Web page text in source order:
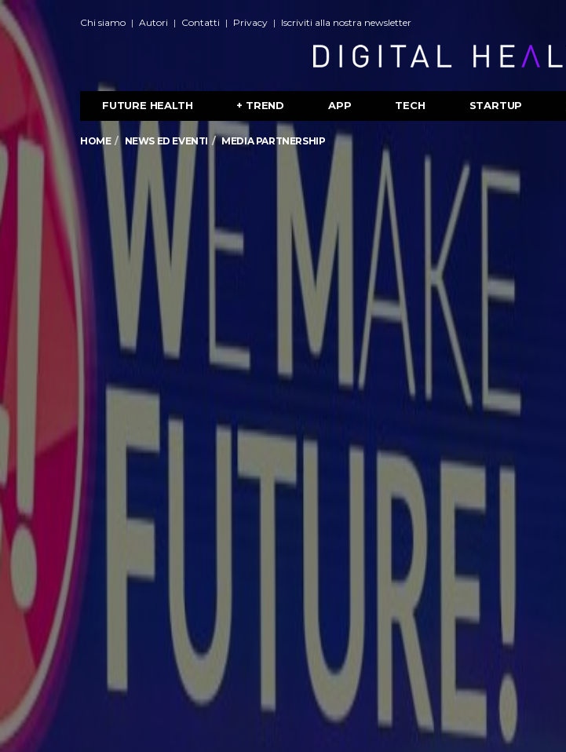
Chi siamo Autori Contatti Privacy Iscriviti alla nostra newsletter
FUTURE HEALTH + TREND APP TECH STARTUP
HOME NEWS ED EVENTI MEDIA PARTNERSHIP